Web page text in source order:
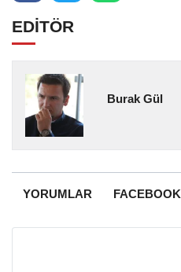
EDİTÖR
Burak Gül
YORUMLAR FACEBOOK